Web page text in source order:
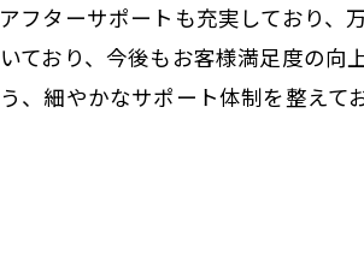
フターサポートも充実しており、
ており、今後もお客様満足度の向
、細やかなサポート体制を整えて